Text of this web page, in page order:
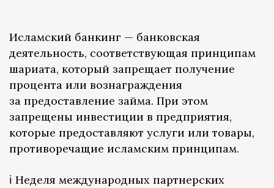
Исламский банкинг — банковская
деятельность, соответствующая принципам
шариата, который запрещает получение
процента или вознаграждения
за предоставление займа. При этом
запрещены инвестиции в предприятия,
которые предоставляют услуги или товары,
противоречащие исламским принципам.
ℹ️ Неделя международных партнерских